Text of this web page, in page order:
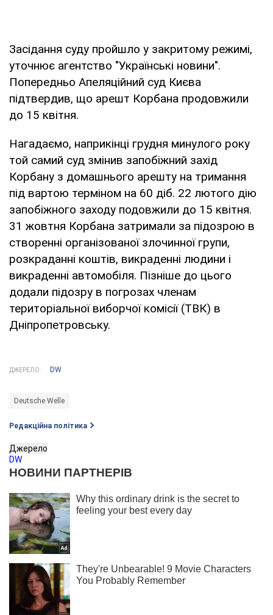
Засідання суду пройшло у закритому режимі,
уточнює агентство "Українські новини".
Попередньо Апеляційний суд Києва
підтвердив, що арешт Корбана продовжили
до 15 квітня.
Нагадаємо, наприкінці грудня минулого року
той самий суд змінив запобіжний захід
Корбану з домашнього арешту на тримання
під вартою терміном на 60 діб. 22 лютого дію
запобіжного заходу подовжили до 15 квітня.
31 жовтня Корбана затримали за підозрою в
створенні організованої злочинної групи,
розкраданні коштів, викраденні людини і
викраденні автомобіля. Пізніше до цього
додали підозру в погрозах членам
територіальної виборчої комісії (ТВК) в
Дніпропетровську.
ДЖЕРЕЛО: DW
Deutsche Welle
Редакційна політика
Джерело
DW